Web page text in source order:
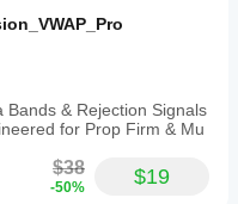
Bands & Rejection Signals
for Prop Firm & Mu
$38
-50% $19